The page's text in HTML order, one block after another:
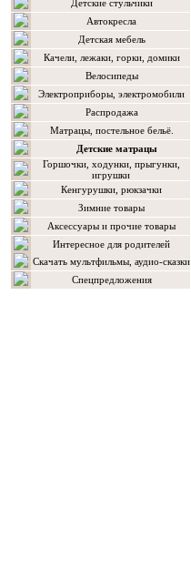
Детские стульчики
Автокресла
Детская мебель
Качели, лежаки, горки, домики
Велосипеды
Электроприборы, электромобили
Распродажа
Матрацы, постельное бельё.
Детские матрацы
Горшочки, ходунки, прыгунки,
игрушки
Кенгурушки, рюкзачки
Зимние товары
Аксессуары и прочие товары
Интересное для родителей
Скачать мультфильмы, аудио-сказки
Спецпредложения